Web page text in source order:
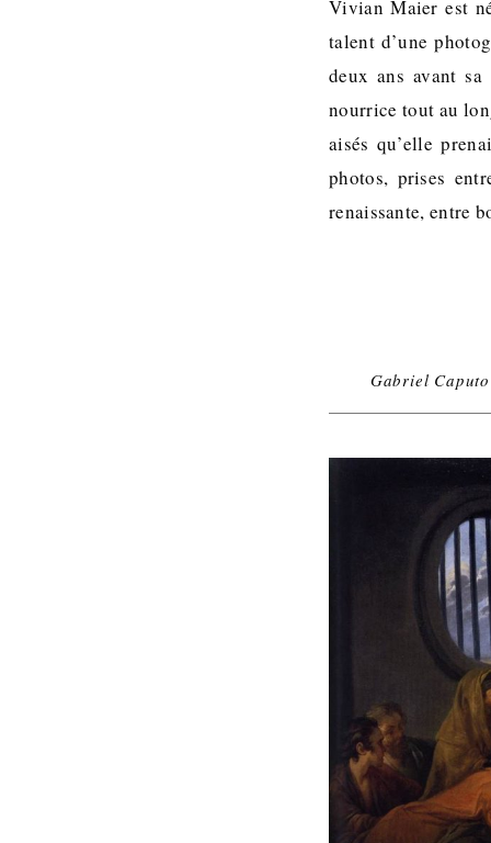
Vivian Maier est
talent d’une
deux ans avant
nourrice tout au
aisés qu’elle
photos, prises
renaissante, entre
Gabriel Caputo